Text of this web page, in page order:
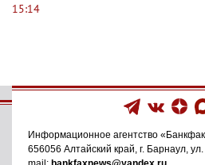
15:14
Информационное агентство
656056 Алтайский край, г. Барнаул